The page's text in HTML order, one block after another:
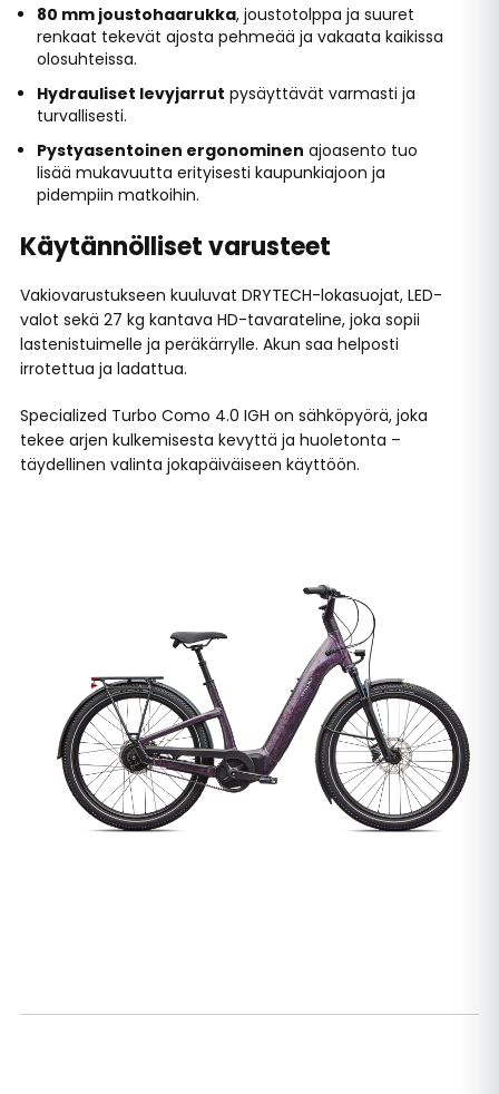
80 mm joustohaarukka, joustotolppa ja suuret
renkaat tekevät ajosta pehmeää ja vakaata kaikissa
olosuhteissa.
Hydrauliset levyjarrut pysäyttävät varmasti ja
turvallisesti.
Pystyasentoinen ergonominen ajoasento tuo
lisää mukavuutta erityisesti kaupunkiajoon ja
pidempiin matkoihin.
Käytännölliset varusteet
Vakiovarustukseen kuuluvat DRYTECH-lokasuojat, LED-
valot sekä 27 kg kantava HD-tavarateline, joka sopii
lastenistuimelle ja peräkärrylle. Akun saa helposti
irrotettua ja ladattua.
Specialized Turbo Como 4.0 IGH on sähköpyörä, joka
tekee arjen kulkemisesta kevyttä ja huoletonta –
täydellinen valinta jokapäiväiseen käyttöön.